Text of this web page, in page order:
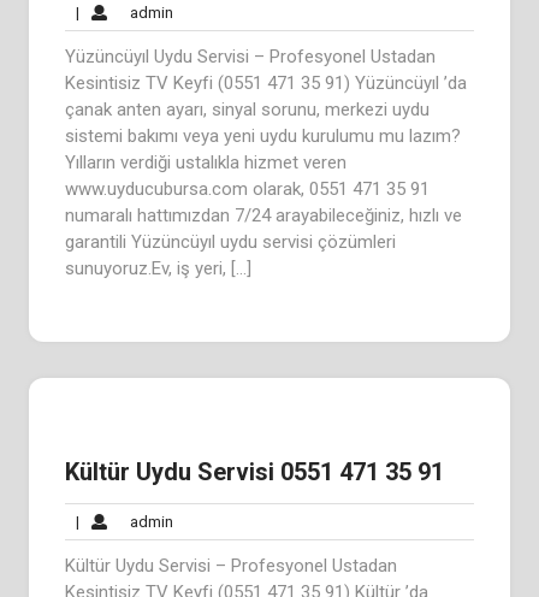
| admin
Yüzüncüyıl Uydu Servisi – Profesyonel Ustadan
Kesintisiz TV Keyfi (0551 471 35 91) Yüzüncüyıl ’da
çanak anten ayarı, sinyal sorunu, merkezi uydu
sistemi bakımı veya yeni uydu kurulumu mu lazım?
Yılların verdiği ustalıkla hizmet veren
www.uyducubursa.com olarak, 0551 471 35 91
numaralı hattımızdan 7/24 arayabileceğiniz, hızlı ve
garantili Yüzüncüyıl uydu servisi çözümleri
sunuyoruz.Ev, iş yeri, […]
Kültür Uydu Servisi 0551 471 35 91
| admin
Kültür Uydu Servisi – Profesyonel Ustadan